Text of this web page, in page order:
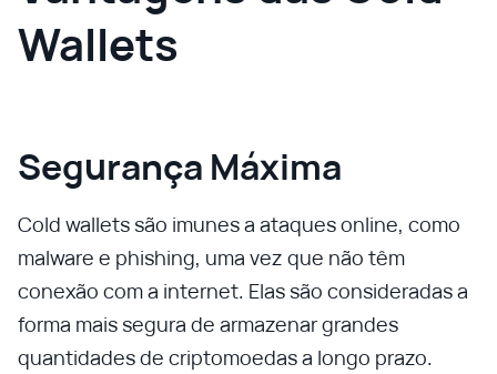
Wallets
Segurança Máxima
Cold wallets são imunes a ataques online, como
malware e phishing, uma vez que não têm
conexão com a internet. Elas são consideradas a
forma mais segura de armazenar grandes
quantidades de criptomoedas a longo prazo.